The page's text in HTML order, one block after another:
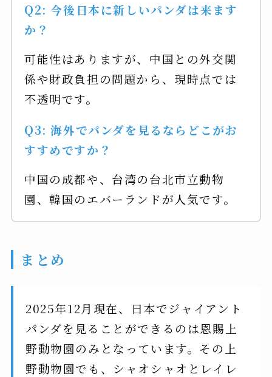
Q2: 今後日本に新しいパンダは来ます
か？
可能性はありますが、中国との外交関
係や財政負担の問題から、現時点では
不透明です。
Q3: 海外でパンダを見るならどこがお
すすめですか？
中国の成都や、台湾の台北市立動物
園、韓国のエバーランドが人気です。
まとめ
2025年12月現在、日本でジャイアント
パンダを見ることができるのは恩賜上
野動物園のみとなっています。その上
野動物園でも、シャオシャオとレイレ